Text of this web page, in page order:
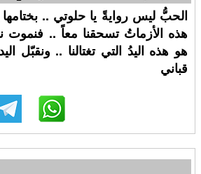
الحبُّ ليس روايةً يا حلوتي ..
هذه الأزماتُ تسحقنا معاً .. فنموت
هو هذه اليدُ التي تغتالنا .. ونقبّل
قباني